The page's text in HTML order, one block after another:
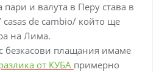
и валута в Перу става в
de cambio/ който ще
на Лима.
безкасови плащания имаме
от КУБА примерно